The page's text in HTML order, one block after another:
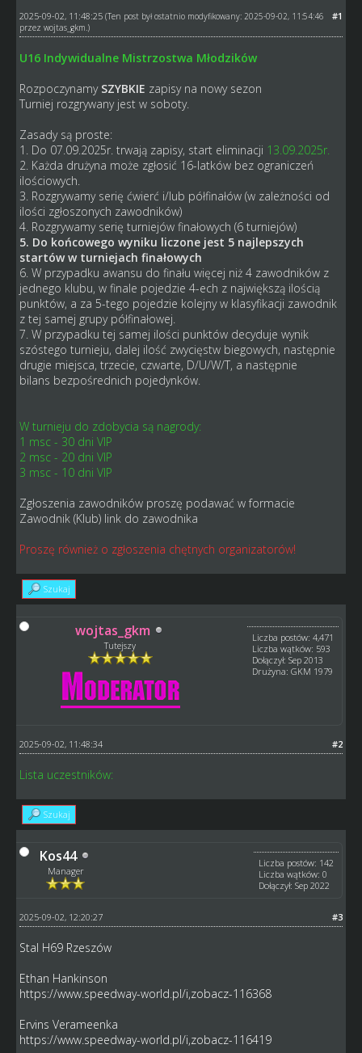
#1
2025-09-02, 11:48:25 (Ten post był ostatnio modyfikowany: 2025-09-02, 11:54:46
przez wojtas_gkm .)
U16 Indywidualne Mistrzostwa Młodzików
Rozpoczynamy SZYBKIE zapisy na nowysezon
Turniej rozgrywany jest w soboty.
Zasady są proste:
1. Do 07.09.2025r. trwają zapisy, start eliminacji 13.09.2025r.
2. Każda drużyna może zgłosić 16-latków bez ograniczeń
ilościowych.
3. Rozgrywamy serię ćwierć i/lub półfinałów (w zależności od
ilości zgłoszonych zawodników)
4. Rozgrywamy serię turniejów finałowych (6 turniejów)
5. Do końcowego wyniku liczone jest 5 najlepszych
startów w turniejach finałowych
6. W przypadku awansu do finału więcej niż 4 zawodników z
jednego klubu, w finale pojedzie 4-ech z największą ilością
punktów, a za 5-tego pojedzie kolejny w klasyfikacji zawodnik
z tej samej grupy półfinałowej.
7. W przypadku tej samej ilości punktów decyduje wynik
szóstego turnieju, dalej ilość zwycięstw biegowych, następnie
drugie miejsca, trzecie, czwarte, D/U/W/T, a następnie
bilans bezpośrednich pojedynków.
W turnieju do zdobycia są nagrody:
1 msc - 30 dni VIP
2 msc - 20 dni VIP
3 msc - 10 dni VIP
Zgłoszenia zawodników proszę podawać w formacie
Zawodnik (Klub) link do zawodnika
Proszę również o zgłoszenia chętnych organizatorów!
Szukaj
wojtas_gkm
Tutejszy
Liczba postów: 4,471
Liczba wątków: 593
Dołączył: Sep 2013
Drużyna: GKM 1979
#2
2025-09-02, 11:48:34
Lista uczestników:
Szukaj
Kos44
Manager
Liczba postów: 142
Liczba wątków: 0
Dołączył: Sep 2022
#3
2025-09-02, 12:20:27
Stal H69 Rzeszów
Ethan Hankinson
https://www.speedway-world.pl/i,zobacz-116368
Ervins Verameenka
https://www.speedway-world.pl/i,zobacz-116419